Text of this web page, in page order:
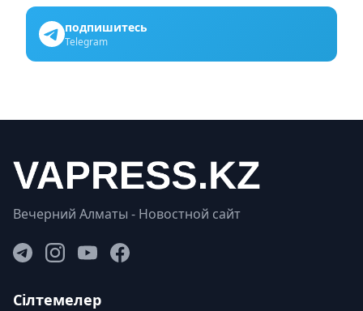
подпишитесь
Telegram
Вечерний Алматы - Новостной сайт
Сілтемелер